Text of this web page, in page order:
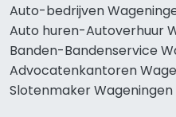
Auto-bedrijven
Auto huren-Autoverhuur
Banden-Bandenservice
Advocatenkantoren
Slotenmaker Wageningen